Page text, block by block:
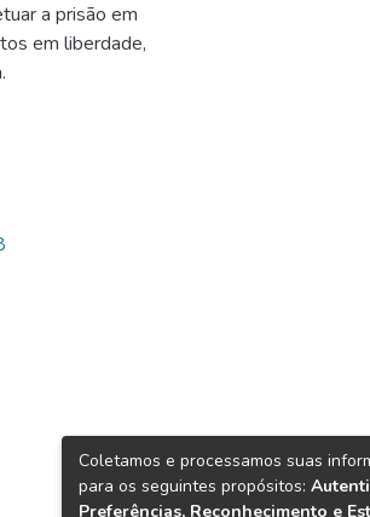
a prisão em
em liberdade,
Coletamos e processamos suas
para os seguintes propósitos:
Preferências, Reconhecimento e